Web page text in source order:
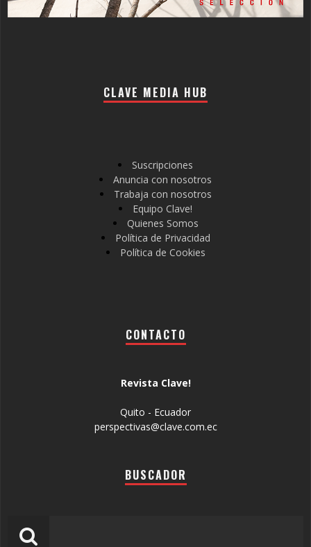
CLAVE MEDIA HUB
Suscripciones
Anuncia con nosotros
Trabaja con nosotros
Equipo Clave!
Quienes Somos
Política de Privacidad
Política de Cookies
CONTACTO
Revista Clave!
Quito - Ecuador
perspectivas@clave.com.ec
BUSCADOR